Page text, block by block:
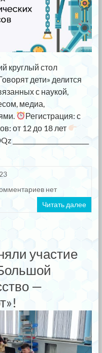
круглый стол
дети» делится
с наукой,
медиа,
Регистрация: с
от 12 до 18 лет
нет
Читать далее
участие
—